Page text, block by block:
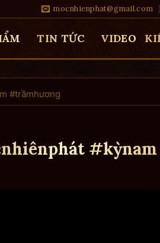
mocnhienphat@gmail.com
TIN TỨC VIDEO
#trầmhương
#kỳnam